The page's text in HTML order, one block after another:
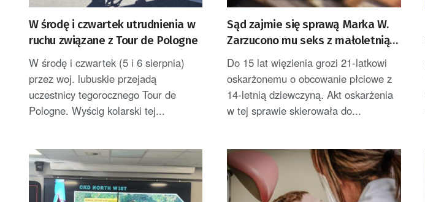
W środę i czwartek utrudnienia w
ruchu związane z Tour de Pologne
W środę i czwartek (5 i 6 sierpnia)
przez woj. lubuskie przejadą
uczestnicy tegorocznego Tour de
Pologne. Wyścig kolarski tej...
Sąd zajmie się sprawą Marka W.
Zarzucono mu seks z małoletnią
[AKTUALIZACJA]
Do 15 lat więzienia grozi 21-latkowi
oskarżonemu o obcowanie płciowe z
14-letnią dziewczyną. Akt oskarżenia
w tej sprawie skierowała do...